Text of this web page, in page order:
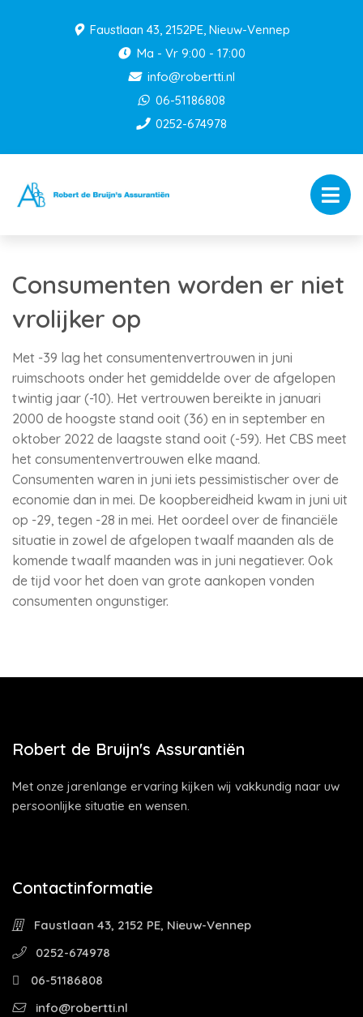
Faustlaan 43, 2152PE, Nieuw-Vennep
Ma - Vr 9:00 - 17:00
info@robertti.nl
06-51186808
0252-674978
Consumenten worden er niet
vrolijker op
Met -39 lag het consumentenvertrouwen in juni
ruimschoots onder het gemiddelde over de afgelopen
twintig jaar (-10). Het vertrouwen bereikte in januari
2000 de hoogste stand ooit (36) en in september en
oktober 2022 de laagste stand ooit (-59). Het CBS meet
het consumentenvertrouwen elke maand.
Consumenten waren in juni iets pessimistischer over de
economie dan in mei. De koopbereidheid kwam in juni uit
op -29, tegen -28 in mei. Het oordeel over de financiële
situatie in zowel de afgelopen twaalf maanden als de
komende twaalf maanden was in juni negatiever. Ook
de tijd voor het doen van grote aankopen vonden
consumenten ongunstiger.
Robert de Bruijn's Assurantiën
Met onze jarenlange ervaring kijken wij vakkundig naar uw
persoonlijke situatie en wensen.
Contactinformatie
Faustlaan 43, 2152 PE, Nieuw-Vennep
0252-674978
06-51186808
info@robertti.nl